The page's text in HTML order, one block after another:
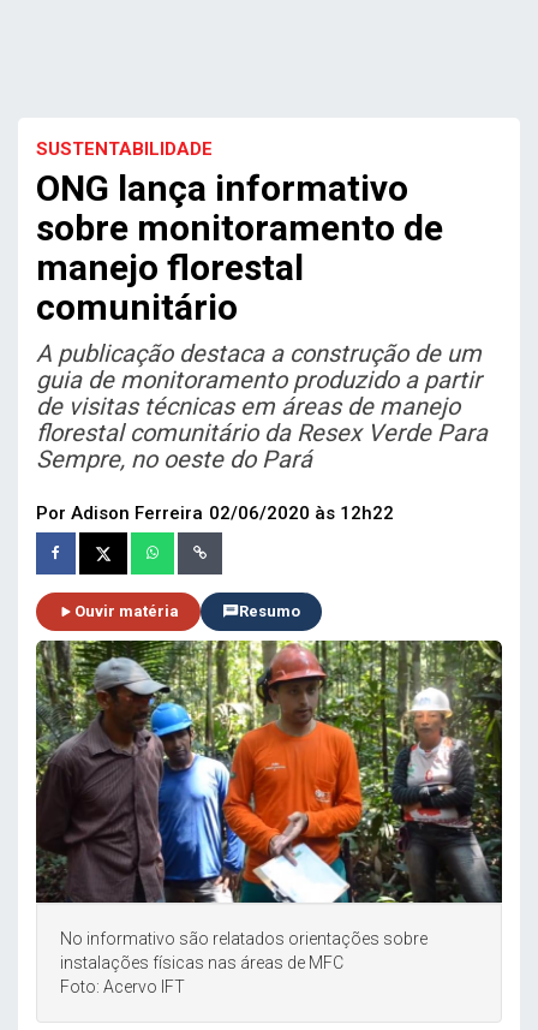
SUSTENTABILIDADE
ONG lança informativo
sobre monitoramento de
manejo florestal
comunitário
A publicação destaca a construção de um
guia de monitoramento produzido a partir
de visitas técnicas em áreas de manejo
florestal comunitário da Resex Verde Para
Sempre, no oeste do Pará
Por Adison Ferreira 02/06/2020 às 12h22
Ouvir matéria Resumo
No informativo são relatados orientações sobre
instalações físicas nas áreas de MFC
Foto: Acervo IFT